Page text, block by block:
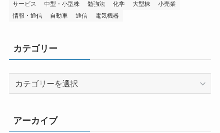
サービス 中型・小型株 勉強法 化学 大型株
小売業
情報・通信
自動車 通信 電気機器
カテゴリー
リ
ー
アーカイブ